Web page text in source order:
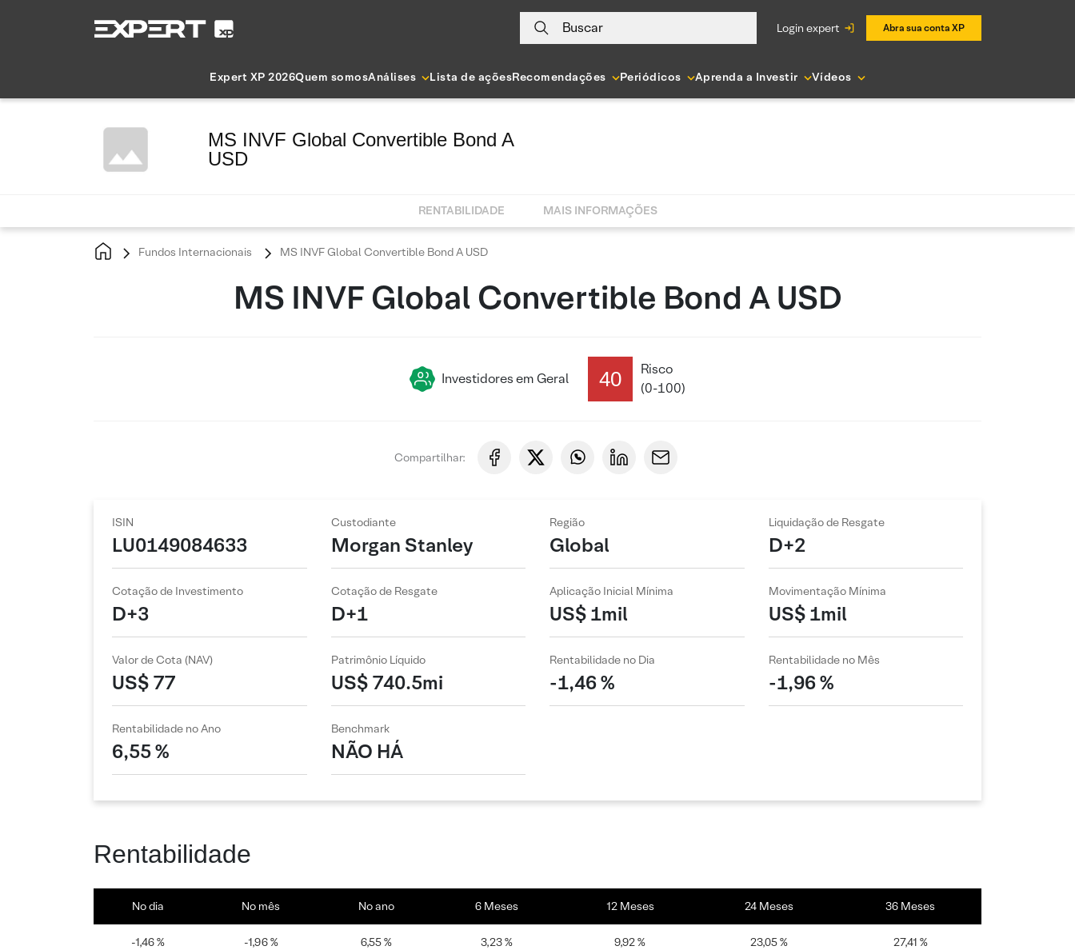
Buscar login expert Abra sua conta XP
Expert XP 2026Quem somosAnálises Lista de açõesRecomendações Periódicos Aprenda a Investir Vídeos
MS INVF Global Convertible Bond A
USD
RENTABILIDADE MAIS INFORMAÇÕES
Fundos Internacionais MS INVF Global Convertible Bond A USD
MS INVF Global Convertible Bond A USD
Investidores em Geral 40
Risco
(0-100)
Compartilhar:
ISIN
LU0149084633
Custodiante
Morgan Stanley
Região
Global
Liquidação de Resgate
D+2
Cotação de Investimento
D+3
Cotação de Resgate
D+1
Aplicação Inicial Mínima
US$ 1mil
Movimentação Mínima
US$ 1mil
Valor de Cota (NAV)
US$ 77
Patrimônio Líquido
US$ 740.5mi
Rentabilidade no Dia
-1,46 %
Rentabilidade no Mês
-1,96 %
Rentabilidade no Ano
6,55 %
Benchmark
NÃO HÁ
Rentabilidade
No dia No mês No ano 6 Meses 12 Meses 24 Meses 36 Meses
-1,46 % -1,96 % 6,55 % 3,23 % 9,92 % 23,05 % 27,41 %